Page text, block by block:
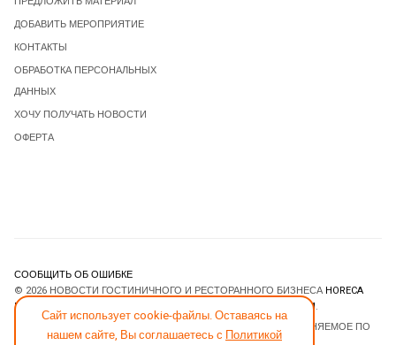
Сайт использует cookie-файлы. Оставаясь на
нашем сайте, Вы соглашаетесь с Политикой
ДОБАВИТЬ МЕРОПРИЯТИЕ
КОНТАКТЫ
ОБРАБОТКА ПЕРСОНАЛЬНЫХ
ДАННЫХ
ХОЧУ ПОЛУЧАТЬ НОВОСТИ
ОФЕРТА
СООБЩИТЬ ОБ ОШИБКЕ
© 2026 НОВОСТИ ГОСТИНИЧНОГО И РЕСТОРАННОГО БИЗНЕСА HORECA
ESTATE
JOOMLART.COM.
- ПРОГРАММНОЕ ОБЕСПЕЧЕНИЕ, РАСПРОСТРАНЯЕМОЕ ПО